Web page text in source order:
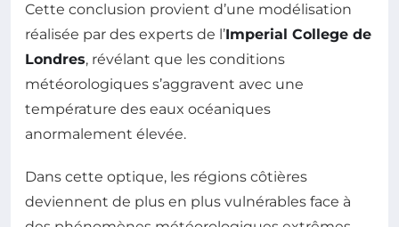
Cette conclusion provient d’une modélisation
réalisée par des experts de l’Imperial College de
Londres, révélant que les conditions
météorologiques s’aggravent avec une
température des eaux océaniques
anormalement élevée.
Dans cette optique, les régions côtières
deviennent de plus en plus vulnérables face à